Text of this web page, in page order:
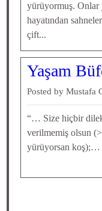
yürüyormuş. Onlar
hayatından
çift...
Yaşam
Posted by Mustafa
“… Size hiçbir
verilmemiş olsun
yürüyorsan koş);…